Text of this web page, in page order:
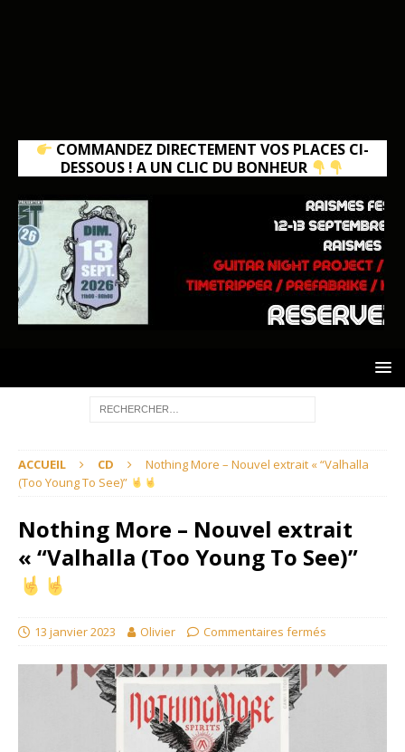
COMMANDEZ DIRECTEMENT VOS PLACES CI-
DESSOUS ! A UN CLIC DU BONHEUR
ACCUEIL CD
Nothing More – Nouvel extrait « “Valhalla
(Too Young To See)”
Nothing More – Nouvel extrait
« “Valhalla (Too Young To See)”
13 janvier 2023 Olivier Commentaires fermés